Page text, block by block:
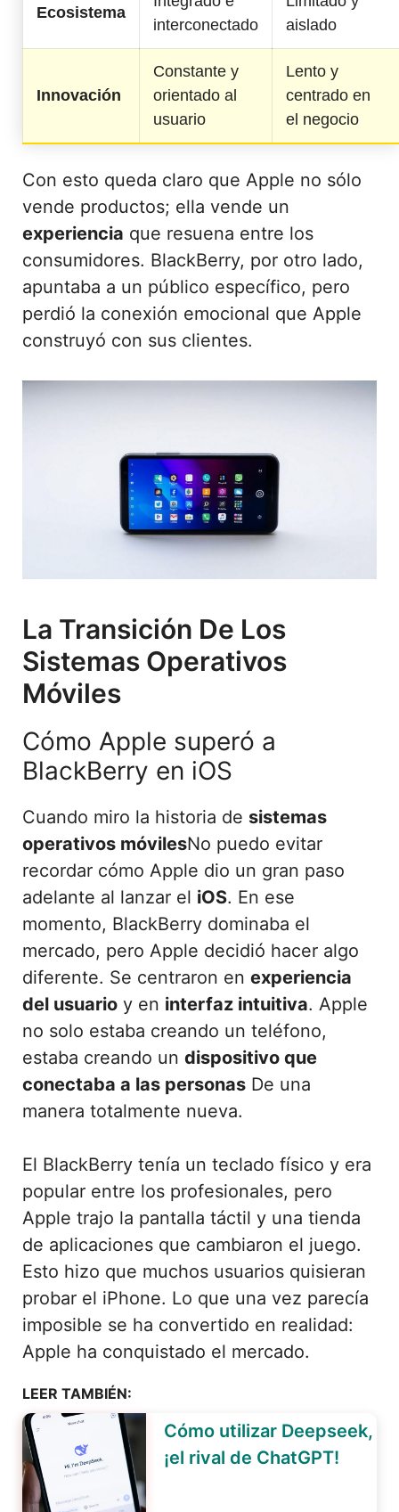
Ecosistema
interconectado
aislado
Innovación
Constante y
orientado al
usuario
Lento y
centrado en
el negocio
Con esto queda claro que Apple no sólo
vende productos; ella vende un
experiencia que resuena entre los
consumidores. BlackBerry, por otro lado,
apuntaba a un público específico, pero
perdió la conexión emocional que Apple
construyó con sus clientes.
La Transición De Los
Sistemas Operativos
Móviles
Cómo Apple superó a
BlackBerry en iOS
Cuando miro la historia de sistemas
operativos móvilesNo puedo evitar
recordar cómo Apple dio un gran paso
adelante al lanzar el iOS. En ese
momento, BlackBerry dominaba el
mercado, pero Apple decidió hacer algo
diferente. Se centraron en experiencia
del usuario y en interfaz intuitiva. Apple
no solo estaba creando un teléfono,
estaba creando un dispositivo que
conectaba a las personas De una
manera totalmente nueva.
El BlackBerry tenía un teclado físico y era
popular entre los profesionales, pero
Apple trajo la pantalla táctil y una tienda
de aplicaciones que cambiaron el juego.
Esto hizo que muchos usuarios quisieran
probar el iPhone. Lo que una vez parecía
imposible se ha convertido en realidad:
Apple ha conquistado el mercado.
LEER TAMBIÉN:
Cómo utilizar Deepseek,
¡el rival de ChatGPT!